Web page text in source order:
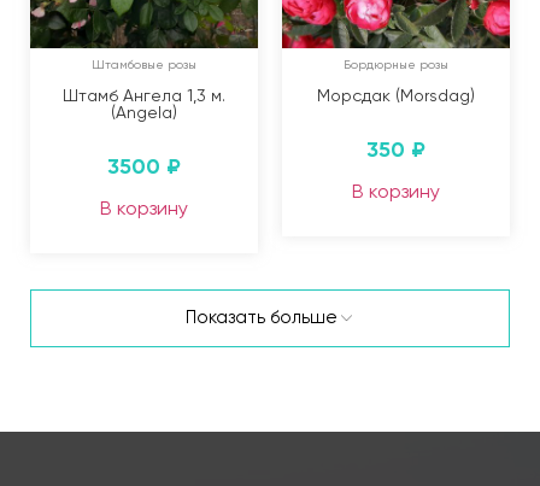
Штамбовые розы
Штамб Ангела 1,3 м.
(Angela)
3500 ₽
В корзину
Бордюрные розы
Морсдак (Morsdag)
350 ₽
В корзину
Показать больше